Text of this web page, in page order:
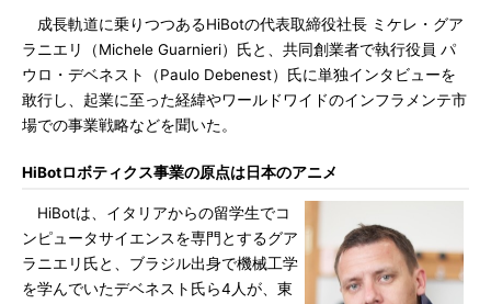
成長軌道に乗りつつあるHiBotの代表取締役社長 ミケレ・グア
ラニエリ（Michele Guarnieri）氏と、共同創業者で執行役員 パ
ウロ・デベネスト（Paulo Debenest）氏に単独インタビューを
敢行し、起業に至った経緯やワールドワイドのインフラメンテ市
場での事業戦略などを聞いた。
HiBotロボティクス事業の原点は日本のアニメ
HiBotは、イタリアからの留学生でコ
ンピュータサイエンスを専門とするグア
ラニエリ氏と、ブラジル出身で機械工学
を学んでいたデベネスト氏ら4人が、東